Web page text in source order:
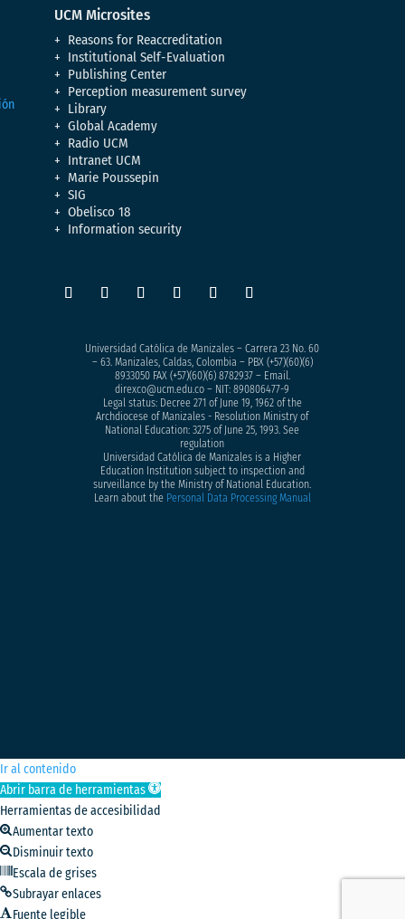
UCM Microsites
Reasons for Reaccreditation
Institutional Self-Evaluation
Publishing Center
Perception measurement survey
Library
Global Academy
Radio UCM
Intranet UCM
Marie Poussepin
SIG
Obelisco 18
Information security
Universidad Católica de Manizales – Carrera 23 No. 60
– 63. Manizales, Caldas, Colombia – PBX (+57)(60)(6)
8933050FAX (+57)(60)(6) 8782937 – Email.
direxco@ucm.edu.co – NIT: 890806477-9
Legal status: Decree 271 of June 19, 1962 of the
Archdiocese of Manizales - Resolution Ministry of
National Education: 3275 of June 25, 1993. See
regulation
Universidad Católica de Manizales is a Higher
Education Institution subject to inspection and
surveillance by the Ministry of National Education.
Learn about the Personal Data Processing Manual
Ir al contenido
Abrir barra de herramientas
Herramientas de accesibilidad
Aumentar texto
Disminuir texto
Escala de grises
Subrayar enlaces
Fuente legible